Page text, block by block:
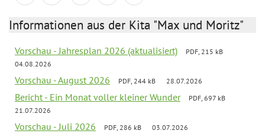
Informationen aus der Kita "Max und Moritz"
Vorschau - Jahresplan 2026 (aktualisiert)
PDF, 215 kB
04.08.2026
Vorschau - August 2026 PDF, 244 kB 28.07.2026
Bericht - Ein Monat voller kleiner Wunder
PDF, 697 kB
21.07.2026
Vorschau - Juli 2026 PDF, 286 kB 03.07.2026